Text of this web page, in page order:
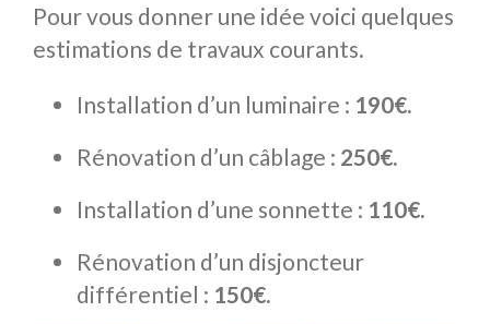
Pour vous donner une idée voici quelques
estimations de travaux courants.
Installation d’un luminaire : 190€.
Rénovation d’un câblage : 250€.
Installation d’une sonnette : 110€.
Rénovation d’un disjoncteur
différentiel : 150€.